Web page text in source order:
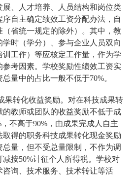
展、人才培养、人员结构和岗位类
自主确定绩效工资分配办法，自
省统一规定的除外）。其中，教
时（学分）、参与企业人员双向
工作）等应核定工作量，作为学
考因素。学校奖励性绩效工资实
量中的占比一般不低于70%。
果转化收益奖励。对在科技成果转
教师或团队的收益奖励不低于成
不高于90%，由成果完成人自主
得的职务科技成果转化现金奖励
量，但不受总量限制，不作为调
按50%计征个人所得税。学校对
询、技术服务、技术转让等活